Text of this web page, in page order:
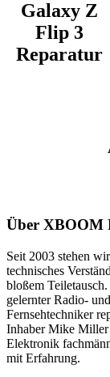
Galaxy Z
Flip 3
Reparatur
Über XBOOM
Seit 2003 stehen
technisches
bloßem
gelernter Radio- und
Fernsehtechniker
Inhaber Mike Miller
Elektronik
mit Erfahrung.